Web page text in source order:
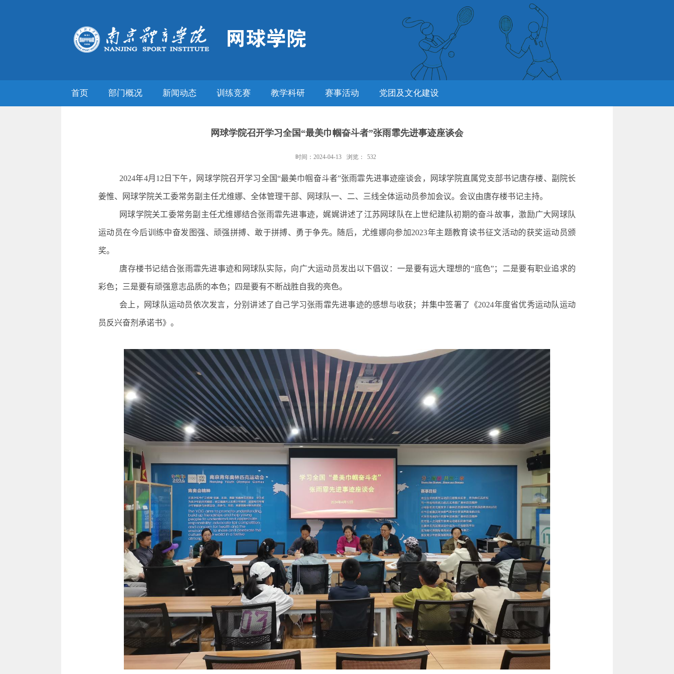
首页 部门概况 新闻动态 训练竞赛 教学科研 赛事活动 党团及文化建设
网球学院召开学习全国“最美巾帼奋斗者”张雨霏先进事迹座谈会
时间：2024-04-13 浏览： 532
2024年4月 12 日下午，网球学院召开学习全国“最美巾帼奋斗者”张雨霏先进事迹座谈会，网球学院直属党支部书记唐存楼、副院长
姜惟、网球学院关工委常务副主任尤维娜、全体管理干部、网球队一、二、三线全体运动员参加会议。会议由唐存楼书记主持。
网球学院关工委常务副主任尤维娜结合张雨霏先进事迹，娓娓讲述了江苏网球队在上世纪建队初期的奋斗故事，激励广大网球队
运动员在今后训练中奋发图强、顽强拼搏、敢于拼搏、勇于争先。随后，尤维娜向参加2023年主题教育读书征文活动的获奖运动员颁
奖。
唐存楼书记结合张雨霏先进事迹和网球队实际，向广大运动员发出以下倡议：一是要有远大理想的“底色”；二是要有职业追求的
彩色；三是要有顽强意志品质的本色；四是要有不断战胜自我的亮色。
会上，网球队运动员依次发言，分别讲述了自己学习张雨霏先进事迹的感想与收获；并集中签署了《2024年度省优秀运动队运动
员反兴奋剂承诺书》。